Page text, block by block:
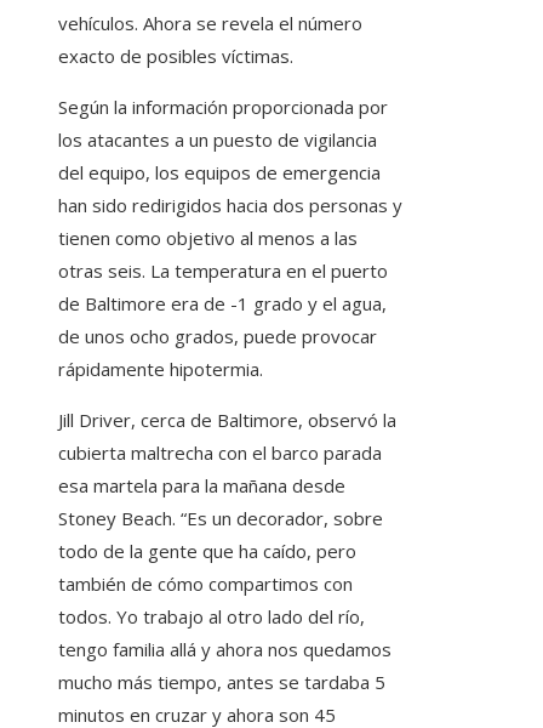
vehículos. Ahora se revela el número
exacto de posibles víctimas.
Según la información proporcionada por
los atacantes a un puesto de vigilancia
del equipo, los equipos de emergencia
han sido redirigidos hacia dos personas y
tienen como objetivo al menos a las
otras seis. La temperatura en el puerto
de Baltimore era de -1 grado y el agua,
de unos ocho grados, puede provocar
rápidamente hipotermia.
Jill Driver, cerca de Baltimore, observó la
cubierta maltrecha con el barco parada
esa martela para la mañana desde
Stoney Beach. “Es un decorador, sobre
todo de la gente que ha caído, pero
también de cómo compartimos con
todos. Yo trabajo al otro lado del río,
tengo familia allá y ahora nos quedamos
mucho más tiempo, antes se tardaba 5
minutos en cruzar y ahora son 45